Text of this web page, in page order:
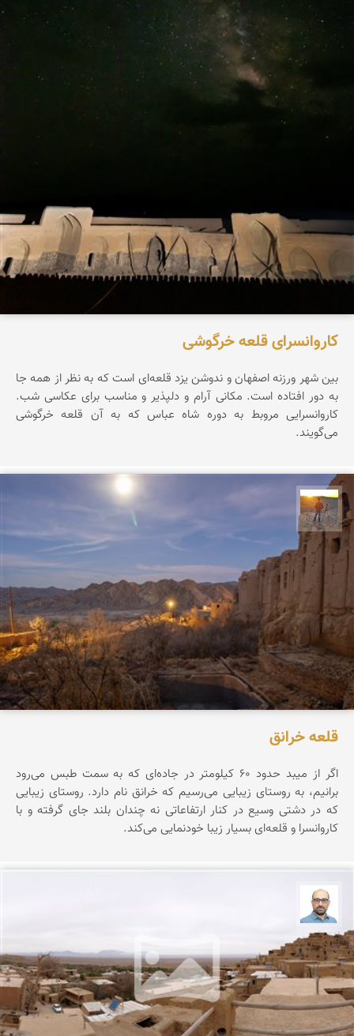
کاروانسرای قلعه خرگوشی
بین شهر ورزنه اصفهان و ندوشن یزد قلعه‌ای است که به نظر از همه جا
به دور افتاده است. مکانی آرام و دلپذیر و مناسب برای عکاسی شب.
کاروانسرایی مروبط به دوره شاه عباس که به آن قلعه خرگوشی
می‌گویند.
قلعه خرانق
اگر از میبد حدود ۶۰ کیلومتر در جاده‌ای که به سمت طبس می‌رود
برانیم، به روستای زیبایی می‌رسیم که خرانق نام دارد. روستای زیبایی
که در دشتی وسیع در کنار ارتفاعاتی نه چندان بلند جای گرفته و با
کاروانسرا و قلعه‌ای بسیار زیبا خودنمایی می‌کند.